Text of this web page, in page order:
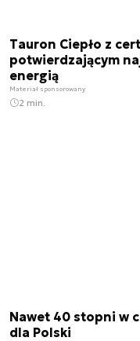
Tauron Ciepło z
potwierdzającym
energią
Materiał sponsorowany
2 min.
Nawet 40 stopni w
dla Polski